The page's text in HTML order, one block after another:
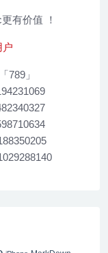
有价值 ！
户
789」